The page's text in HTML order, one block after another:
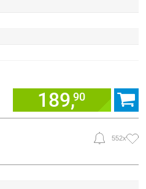
189,90
552x